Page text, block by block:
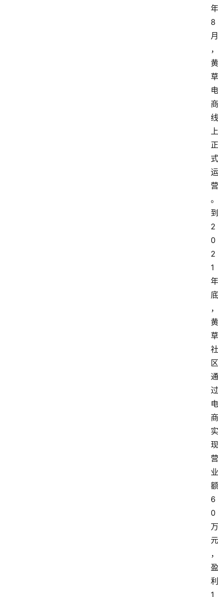
年
8
月
，
黄
草
电
商
线
上
正
式
运
营
。
到
2
0
2
1
年
底
，
黄
草
社
区
通
过
电
商
实
现
营
业
额
6
0
万
元
，
盈
利
1